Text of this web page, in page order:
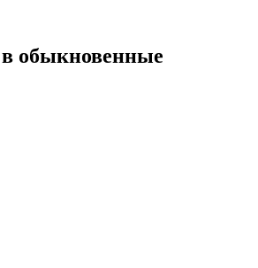
обыкновенные